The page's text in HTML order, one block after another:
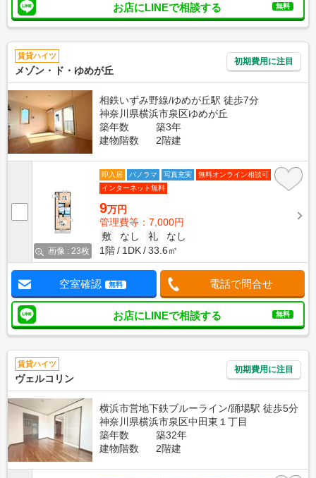
お店にLINEで相談する 無料
賃貸ハイツ
メゾン・ド・ゆめが丘
初期費用に注目
相鉄いずみ野線/ゆめが丘駅 徒歩7分
神奈川県横浜市泉区ゆめが丘
築年数
築3年
建物階数
2階建
画像 : 23枚
即入居 パノラマ 写真充実
無料オンライン相談可
インターネット無料
9万円
管理費等：7,000円
敷
なし 礼
なし
1階
1DK 33.6㎡
空室確認 無料 電話で問合せ
お店にLINEで相談する 無料
賃貸ハイツ
ヴェルコリン
初期費用に注目
横浜市営地下鉄ブルーライン/踊場駅 徒歩5分
神奈川県横浜市泉区中田東１丁目
築年数
築32年
建物階数
2階建